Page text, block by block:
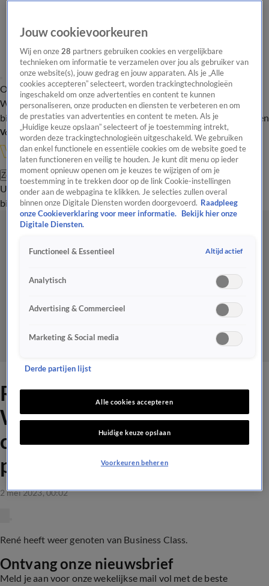
Overzicht Onze programma's Uitzendingen Onze gezichten
In de
WandelgangenInterviewsUitzending
bijwonenPodcastShopVeelgestelde vragenKijkersvraag insturen
Volg Vandaag Inside
Zoeken
UitzendingenVandaag InsideDe OranjezomerShopUitzending
bijwonen
René ziet Harry Mens en
Willem van Hanegem
compleet langs elkaar heen
praten
2 mei 2023, 00:02
René heeft weer genoten van Business Class.
Ontvang onze nieuwsbrief
Meld je aan voor onze wekelijkse mail vol met de beste
Jouw cookievoorkeuren
Wij en onze28 partners gebruiken cookies en vergelijkbare
technieken om informatie te verzamelen over jou als gebruiker van
onze website(s), jouw gedrag en jouw apparaten. Als je „Alle
cookies accepteren” selecteert, worden trackingtechnologieën
ingeschakeld om onze advertenties en content te kunnen
personaliseren, onze producten en diensten te verbeteren en om
de prestaties van advertenties en content te meten. Als je
„Huidige keuze opslaan” selecteert of je toestemming intrekt,
worden deze trackingtechnologieën uitgeschakeld. We gebruiken
dan enkel functionele en essentiële cookies om de website goed te
laten functioneren en veilig te houden. Je kunt dit menu op ieder
moment opnieuw openen om je keuzes te wijzigen of om je
toestemming in te trekken door op de link Cookie-instellingen
onder aan de webpagina te klikken. Je selecties zullen overal
binnen onze Digitale Diensten worden doorgevoerd. Raadpleeg
onze Cookieverklaring voor meer informatie.
Bekijk hier onze
Digitale Diensten.
Functioneel & Essentieel Altijd actief
Analytisch
Advertising & Commercieel
Marketing & Social media
Derde partijen lijst
Alle cookies accepteren
Huidige keuze opslaan
Voorkeuren beheren